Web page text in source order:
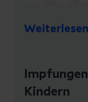
Weiterlesen
Kindern